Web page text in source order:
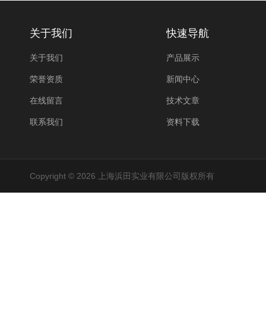
关于我们
关于我们
荣誉资质
在线留言
联系我们
快速导航
产品展示
新闻中心
技术文章
资料下载
Copyright © 2026 上海浜田实业有限公司版权所有